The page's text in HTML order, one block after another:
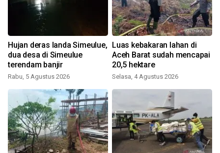
Hujan deras landa Simeulue,
dua desa di Simeulue
terendam banjir
Rabu, 5 Agustus 2026
Luas kebakaran lahan di
Aceh Barat sudah mencapai
20,5 hektare
Selasa, 4 Agustus 2026